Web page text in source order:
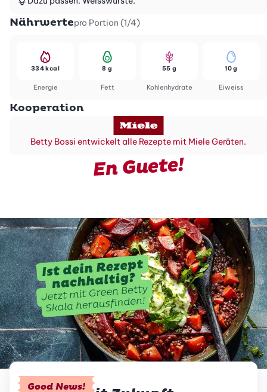
Nährwertepro Portion (1/4)
Energie
334 kcal
Fett
8 g
Kohlenhydrate
55 g
Eiweiss
10 g
Kooperation
Betty Bossi entwickelt alle Rezepte mit Miele Geräten.
En Guete!
Good News!